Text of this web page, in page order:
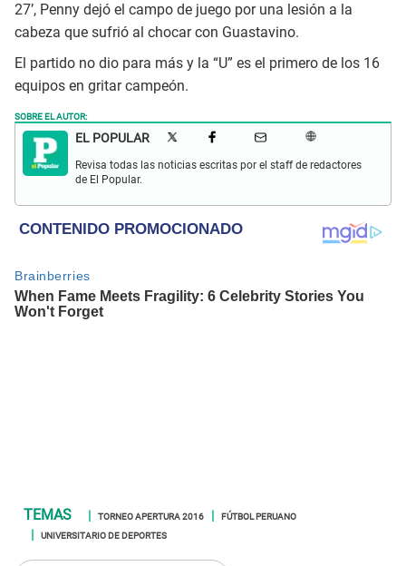
27’, Penny dejó el campo de juego por una lesión a la
cabeza que sufrió al chocar con Guastavino.
El partido no dio para más y la “U” es el primero de los 16
equipos en gritar campeón.
SOBRE EL AUTOR:
EL POPULAR
Revisa todas las noticias escritas por el staff de redactores
de El Popular.
TORNEO APERTURA 2016
FÚTBOL PERUANO
UNIVERSITARIO DE DEPORTES